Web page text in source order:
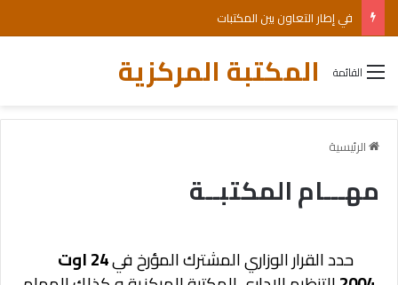
في إطار التعاون بين المكتبات
المكتبة المركزية القائمة
الرئيسية
مهـــام المكتبــة
حدد القرار الوزاري المشترك المؤرخ في 24 اوت